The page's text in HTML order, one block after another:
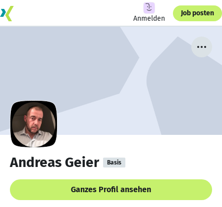
Anmelden
Job posten
Andreas Geier Basis
Ganzes Profil ansehen